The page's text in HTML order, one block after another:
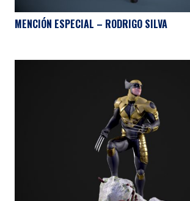
MENCIÓN ESPECIAL – RODRIGO SILVA